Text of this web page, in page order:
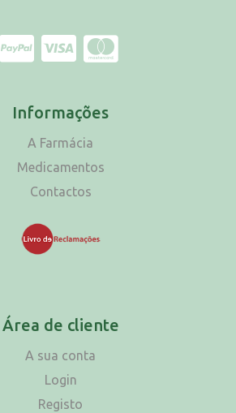
Informações
A Farmácia
Medicamentos
Contactos
Área de cliente
A sua conta
Login
Registo